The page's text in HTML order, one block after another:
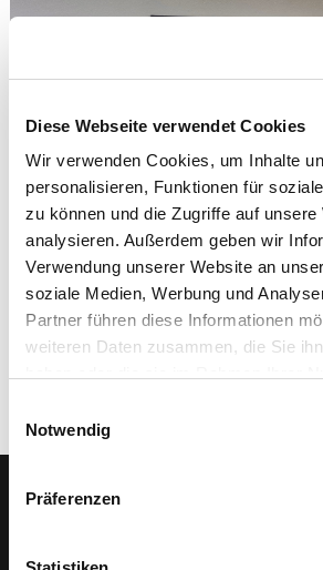
Diese Webseite verwendet Cookies
Wir verwenden Cookies, um Inhalte
personalisieren, Funktionen für
zu können und die Zugriffe auf unsere
analysieren. Außerdem geben wir
Verwendung unserer Website an
soziale Medien, Werbung und
Partner führen diese Informationen
weiteren Daten zusammen, die Sie
Notwendig
Präferenzen